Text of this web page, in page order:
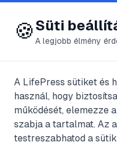
😍 LifePress
🏷️#
5cikk található ezzel a
🍪Süti
A legjobb élmény
A LifePress sütiket és
használ, hogy
működését, elemezze
szabja a tartalmat. Az
testreszabhatod a